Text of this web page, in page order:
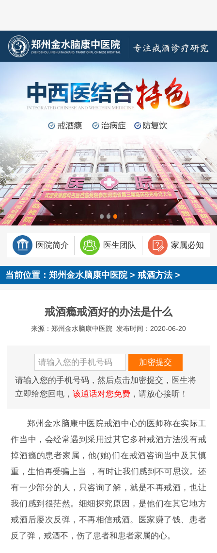
医院简介 医生团队 家属必知
当前位置：郑州金水脑康中医院>戒酒方法>
戒酒瘾戒酒好的办法是什么
来源：郑州金水脑康中医院 发布时间：2020-06-20
请输入您的手机号码，然后点击加密提交，医生将
立即给您回电， 该通话对您免费，请放心接听！
郑州金水脑康中医院戒酒中心的医师称在实际工
作当中，会经常遇到采用过其它多种戒酒方法没有戒
掉酒瘾的患者家属，他(她)们在戒酒咨询当中及其慎
重，生怕再受骗上当 ，有时让我们感到不可思议。还
有一少部分的人，只咨询了解，就是不再戒酒，也让
我们感到很茫然。细细探究原因，是他们在其它地方
戒酒后屡次反弹，不再相信戒酒。医家赚了钱、患者
反了弹，戒酒不，伤了患者和患者家属的心。